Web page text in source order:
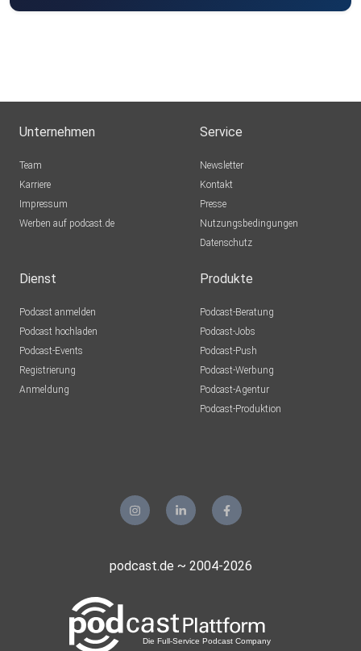
Unternehmen
Team
Karriere
Impressum
Werben auf podcast.de
Service
Newsletter
Kontakt
Presse
Nutzungsbedingungen
Datenschutz
Dienst
Podcast anmelden
Podcast hochladen
Podcast-Events
Registrierung
Anmeldung
Produkte
Podcast-Beratung
Podcast-Jobs
Podcast-Push
Podcast-Werbung
Podcast-Agentur
Podcast-Produktion
podcast.de ~ 2004-2026